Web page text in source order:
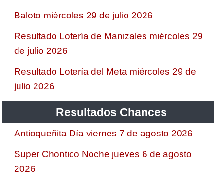
Baloto miércoles 29 de julio 2026
Resultado Lotería de Manizales miércoles 29
de julio 2026
Resultado Lotería del Meta miércoles 29 de
julio 2026
Resultados Chances
Antioqueñita Día viernes 7 de agosto 2026
Super Chontico Noche jueves 6 de agosto
2026